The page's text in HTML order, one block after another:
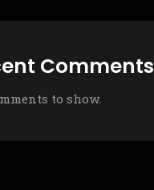
Comments
to show.